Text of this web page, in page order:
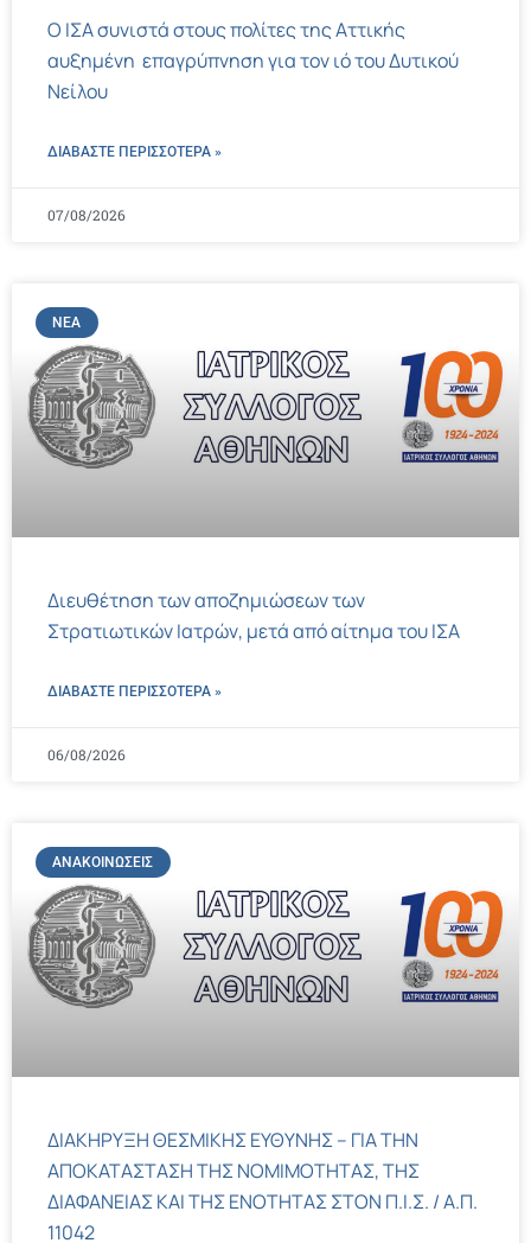
Ο ΙΣΑ συνιστά στους πολίτες της Αττικής
αυξημένη επαγρύπνηση για τον ιό του Δυτικού
Νείλου
ΔΙΑΒΑΣΤΕ ΠΕΡΙΣΣΌΤΕΡΑ »
07/08/2026
ΝΈΑ
Διευθέτηση των αποζημιώσεων των
Στρατιωτικών Ιατρών, μετά από αίτημα του ΙΣΑ
ΔΙΑΒΑΣΤΕ ΠΕΡΙΣΣΌΤΕΡΑ »
06/08/2026
ΑΝΑΚΟΙΝΏΣΕΙΣ
ΔΙΑΚΗΡΥΞΗ ΘΕΣΜΙΚΗΣ ΕΥΘΥΝΗΣ – ΓΙΑ ΤΗΝ
ΑΠΟΚΑΤΑΣΤΑΣΗ ΤΗΣ ΝΟΜΙΜΟΤΗΤΑΣ, ΤΗΣ
ΔΙΑΦΑΝΕΙΑΣ ΚΑΙ ΤΗΣ ΕΝΟΤΗΤΑΣ ΣΤΟΝ Π.Ι.Σ. / Α.Π.
11042